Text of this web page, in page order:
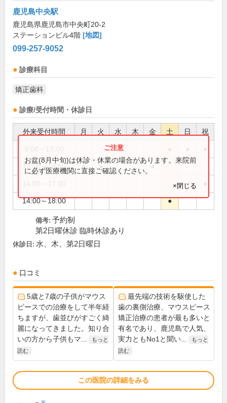
鹿児島中央駅
鹿児島県鹿児島市中央町20-2
ステーションビル4階 [地図]
099-257-9052
診療科目
矯正歯科
診療/受付時間・休診日
外来受付時間 月 火 水 木 金 土 日 祝
13:00～19:00 ● ● ●
●
14:00～18:00 ●
お盆(8月中旬)は休診・休業の場合があります。来院前
に必ず医療機関に直接ご確認ください。
×閉じる
備考: 予約制
第2日曜休診 臨時休診あり
休診日: 水、木、第2日曜日
口コミ
5歳と7歳の子供がマウス
ピースでの治療をして半年経
ちますが、歯並びがすごく綺
麗になってきました。知り合
いの方から子供もマ...
もっと
読む
最先端の技術を駆使した
歯の裏側治療、マウスピース
矯正治療の患者が最も多いと
有名であり、鹿児島で人気、
実力ともNo1と聞い...
もっと
読む
この医院の詳細をみる